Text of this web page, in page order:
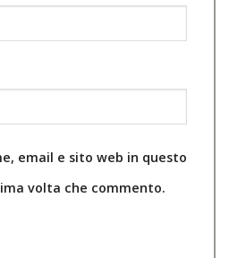
email e sito web in questo
volta che commento.